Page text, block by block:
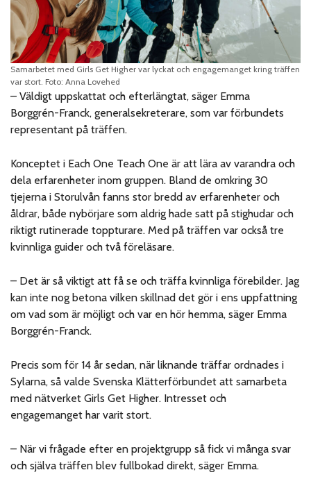
Samarbetet med Girls Get Higher var lyckat och engagemanget kring träffen
var stort. Foto: Anna Lovehed
– Väldigt uppskattat och efterlängtat, säger Emma
Borggrén-Franck, generalsekreterare, som var förbundets
representant på träffen.
Konceptet i Each One Teach One är att lära av varandra och
dela erfarenheter inom gruppen. Bland de omkring 30
tjejerna i Storulvån fanns stor bredd av erfarenheter och
åldrar, både nybörjare som aldrig hade satt på stighudar och
riktigt rutinerade toppturare. Med på träffen var också tre
kvinnliga guider och två föreläsare.
– Det är så viktigt att få se och träffa kvinnliga förebilder. Jag
kan inte nog betona vilken skillnad det gör i ens uppfattning
om vad som är möjligt och var en hör hemma, säger Emma
Borggrén-Franck.
Precis som för 14 år sedan, när liknande träffar ordnades i
Sylarna, så valde Svenska Klätterförbundet att samarbeta
med nätverket Girls Get Higher. Intresset och
engagemanget har varit stort.
– När vi frågade efter en projektgrupp så fick vi många svar
och själva träffen blev fullbokad direkt, säger Emma.